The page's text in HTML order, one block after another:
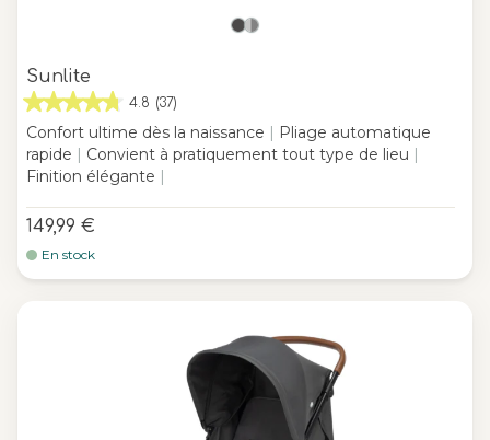
Sunlite
4.8 (37)
Confort ultime dès la naissance | Pliage automatique
rapide | Convient à pratiquement tout type de lieu |
Finition élégante |
149,99 €
En stock